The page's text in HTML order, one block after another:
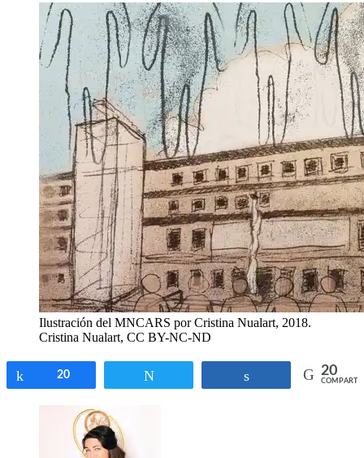
Ilustración del MNCARS por Cristina Nualart, 2018.
Cristina Nualart, CC BY-NC-ND
Compartir
20 Compartir 20
COMPARTIR